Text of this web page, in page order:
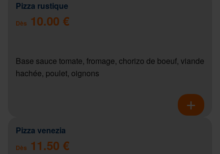
Pizza rustique
Dès 10.00 €
Base sauce tomate, fromage, chorizo de boeuf, viande
hachée, poulet, oignons
Pizza venezia
Dès 11.50 €